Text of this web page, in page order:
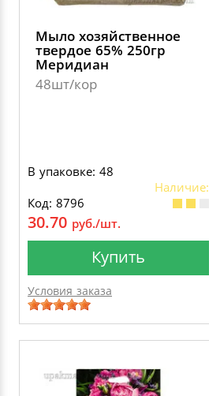
Мыло хозяйственное
твердое 65% 250гр
Меридиан
48шт/кор
В упаковке: 48
Наличие:
Код: 8796
30.70 руб./шт.
Купить
Условия заказа